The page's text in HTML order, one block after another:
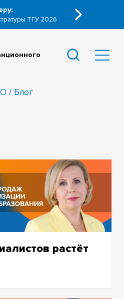
ТГУ 2026
Блог
растёт
программах